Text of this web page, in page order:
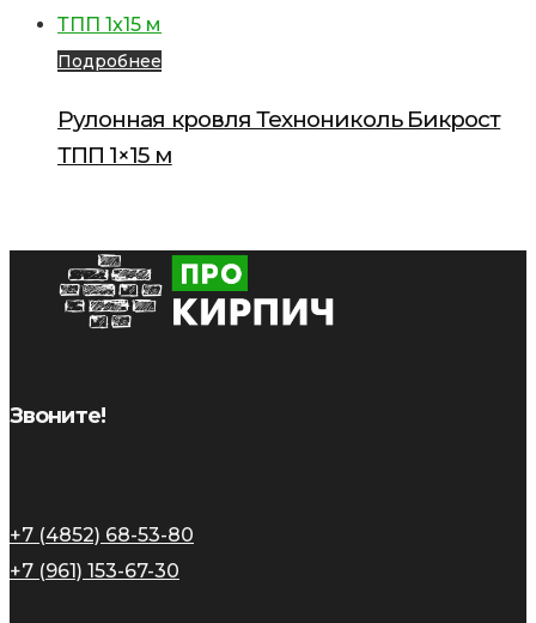
Подробнее
Рулонная кровля Технониколь Бикрост
ТПП 1×15 м
Звоните!
+7 (4852) 68-53-80
+7 (961) 153-67-30